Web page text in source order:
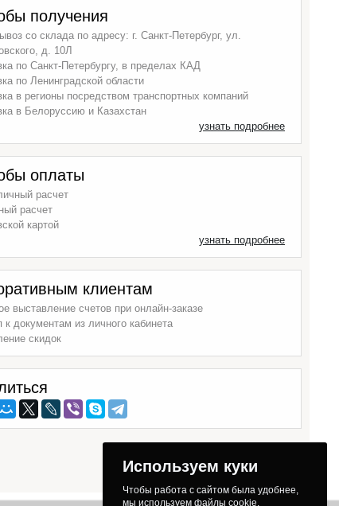
получения
со склада по адресу: г. Санкт-Петербург, ул.
д. 10Л
по Санкт-Петербургу, в пределах КАД
по Ленинградской области
в регионы посредством транспортных компаний
в Белоруссию и Казахстан
узнать подробнее
оплаты
расчет
расчет
картой
узнать подробнее
клиентам
выставление счетов при онлайн-заказе
к документам из личного кабинета
скидок
Используем куки
Чтобы работа с сайтом была удобнее,
мы используем файлы cookie.